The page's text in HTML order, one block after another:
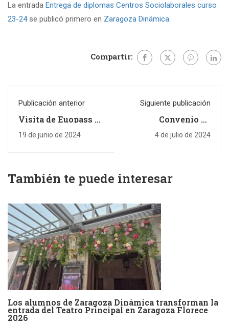
La entrada Entrega de diplomas Centros Sociolaborales curso
23-24se publicó primero en Zaragoza Dinámica.
Compartir:
Publicación anterior
Visita de Euopass a
Zaragoza Dinámica
19 de junio de 2024
Siguiente publicación
Convenio de
especializada en
hostelería
4 de julio de 2024
También te puede interesar
Los alumnos de Zaragoza Dinámica transforman la
entrada del Teatro Principal en Zaragoza Florece
2026